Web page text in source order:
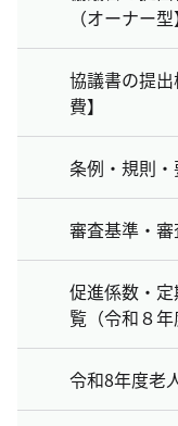
（オーナー型
協議書の提
費】
条例・規則
審査基準・審
促進係数・
覧（令和８年
令和8年度老